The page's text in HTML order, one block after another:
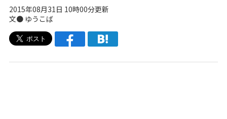
2015年08月31日 10時00分更新
文● ゆうこば